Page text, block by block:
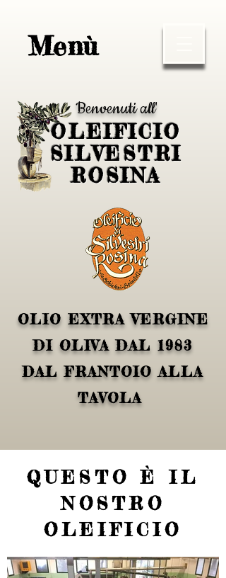
Menù
Benvenuti all'
OLEIFICIO
SILVESTRI
ROSINA
OLIO EXTRA VERGINE
DI OLIVA DAL 1983
DAL FRANTOIO ALLA
TAVOLA
QUESTO È IL
NOSTRO
OLEIFICIO